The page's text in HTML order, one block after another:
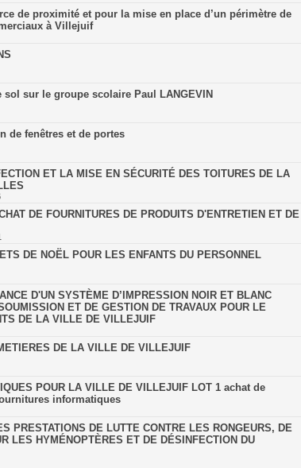
de proximité et pour la mise en place d’un périmètre de
à Villejuif
sol sur le groupe scolaire Paul LANGEVIN
de fenêtres et de portes
ET LA MISE EN SÉCURITÉ DES TOITURES DE LA
DE FOURNITURES DE PRODUITS D'ENTRETIEN ET DE
DE NOËL POUR LES ENFANTS DU PERSONNEL
D'UN SYSTÈME D’IMPRESSION NOIR ET BLANC
ET DE GESTION DE TRAVAUX POUR LE
DE LA VILLE DE VILLEJUIF
DE LA VILLE DE VILLEJUIF
POUR LA VILLE DE VILLEJUIF LOT 1 achat de
informatiques
PRESTATIONS DE LUTTE CONTRE LES RONGEURS, DE
LES HYMÉNOPTÈRES ET DE DÉSINFECTION DU